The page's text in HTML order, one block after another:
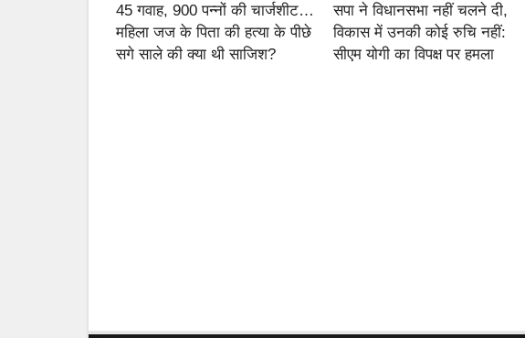
45 गवाह, 900 पन्नों की चार्जशीट…
महिला जज के पिता की हत्या के पीछे
सगे साले की क्या थी साजिश?
सपा ने विधानसभा नहीं चलने दी,
विकास में उनकी कोई रुचि नहीं:
सीएम योगी का विपक्ष पर हमला